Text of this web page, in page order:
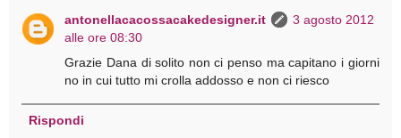
antonellacacossacakedesigner.it
3 agosto 2012
alle ore 08:30
Grazie Dana di solito non ci penso ma capitano i giorni
no in cui tutto mi crolla addosso e non ci riesco
Rispondi